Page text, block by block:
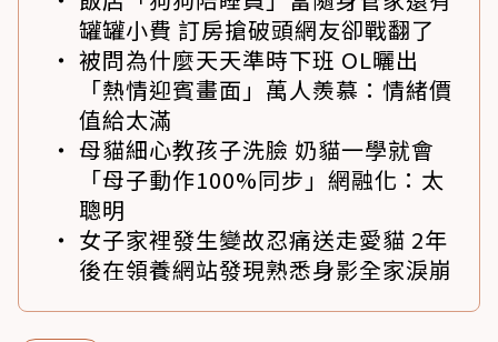
罐罐小費 訂房搶破頭網友卻戰翻了
被問為什麼天天準時下班 OL曬出
「熱情迎賓畫面」萬人羨慕：情緒價
值給太滿
母貓細心教孩子洗臉 奶貓一學就會
「母子動作100%同步」網融化：太
聰明
女子家裡發生變故忍痛送走愛貓 2年
後在領養網站發現熟悉身影全家淚崩